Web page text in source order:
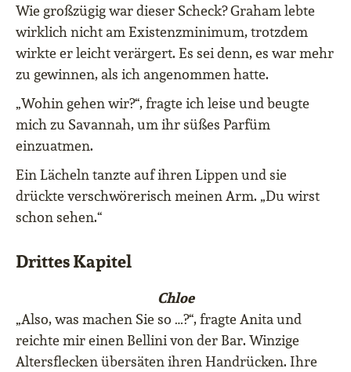
Wie großzügig war dieser Scheck? Graham lebte
wirklich nicht am Existenzminimum, trotzdem
wirkte er leicht verärgert. Es sei denn, es war mehr
zu gewinnen, als ich angenommen hatte.
„Wohin gehen wir?“, fragte ich leise und beugte
mich zu Savannah, um ihr süßes Parfüm
einzuatmen.
Ein Lächeln tanzte auf ihren Lippen und sie
drückte verschwörerisch meinen Arm. „Du wirst
schon sehen.“
Drittes Kapitel
Chloe
„Also, was machen Sie so …?“, fragte Anita und
reichte mir einen Bellini von der Bar. Winzige
Altersflecken übersäten ihren Handrücken. Ihre